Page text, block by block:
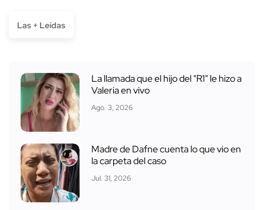
Las + Leídas
La llamada que el hijo del "R1" le hizo a
Valeria en vivo
Ago. 3, 2026
Madre de Dafne cuenta lo que vio en
la carpeta del caso
Jul. 31, 2026